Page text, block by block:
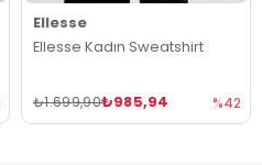
Ellesse
Ellesse Kadın Sweatshirt
₺985,94
₺1.699,90 %42